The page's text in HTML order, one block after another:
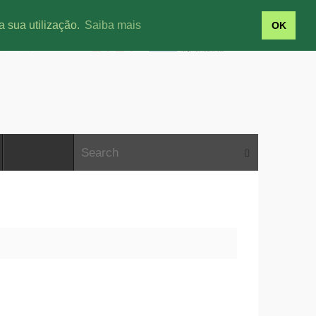
sua utilização. Saiba mais OK